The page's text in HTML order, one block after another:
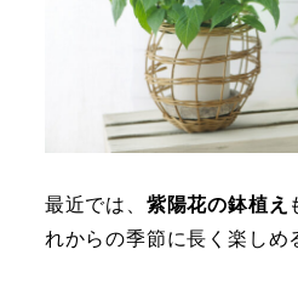
最近では、 紫陽花の鉢植え
れからの季節に長く楽しめ